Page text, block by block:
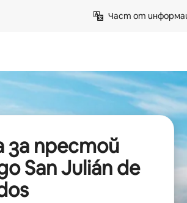
Част от
престой
San Julián de